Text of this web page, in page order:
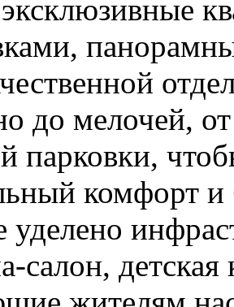
до мелочей,
парковки,
комфорт и
салон,